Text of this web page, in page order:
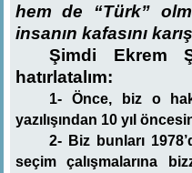
hem de “Türk”
insanın kafasını
Şimdi Ekrem
hatırlatalım:
1- Önce, biz o
yazılışından 10 yıl
2- Biz bunları
seçim çalışmalarına